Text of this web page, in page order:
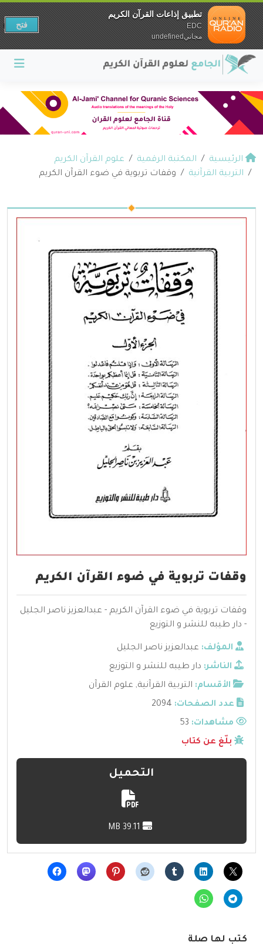
الرئيسية المكتبة الرقمية
علوم القرآن الكريم
التربية القرآنية
وقفات تربوية في ضوء القرآن الكريم
وقفات تربوية في ضوء القرآن الكريم
وقفات تربوية في ضوء القرآن الكريم - عبدالعزيز ناصر الجليل
- دار طيبه للنشر و التوزيع
المؤلف: عبدالعزيز ناصر الجليل
الناشر: دار طيبه للنشر و التوزيع
الأقسام: التربية القرآنية, علوم القرآن
عدد الصفحات: 2094
مشاهدات:
بلّغ عن كتاب
التحميل
كتب لها صلة
تطبيق إذاعات القرآن الكريم
EDC
مجانيundefined
فتح